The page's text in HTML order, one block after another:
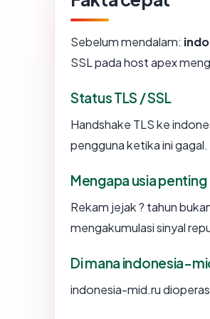
Sebelum mendalam:
SSL pada host apex
Status TLS / SSL
Handshake TLS ke
pengguna ketika ini gagal.
Mengapa usia penting
Rekam jejak ? tahun
mengakumulasi sinyal
Di mana indonesia-
indonesia-mid.ru